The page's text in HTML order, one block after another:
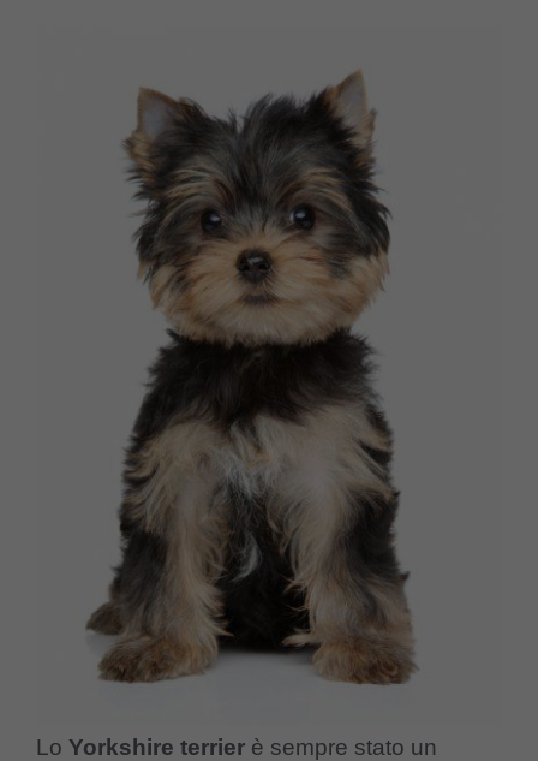
Lo Yorkshire terrier è sempre stato un